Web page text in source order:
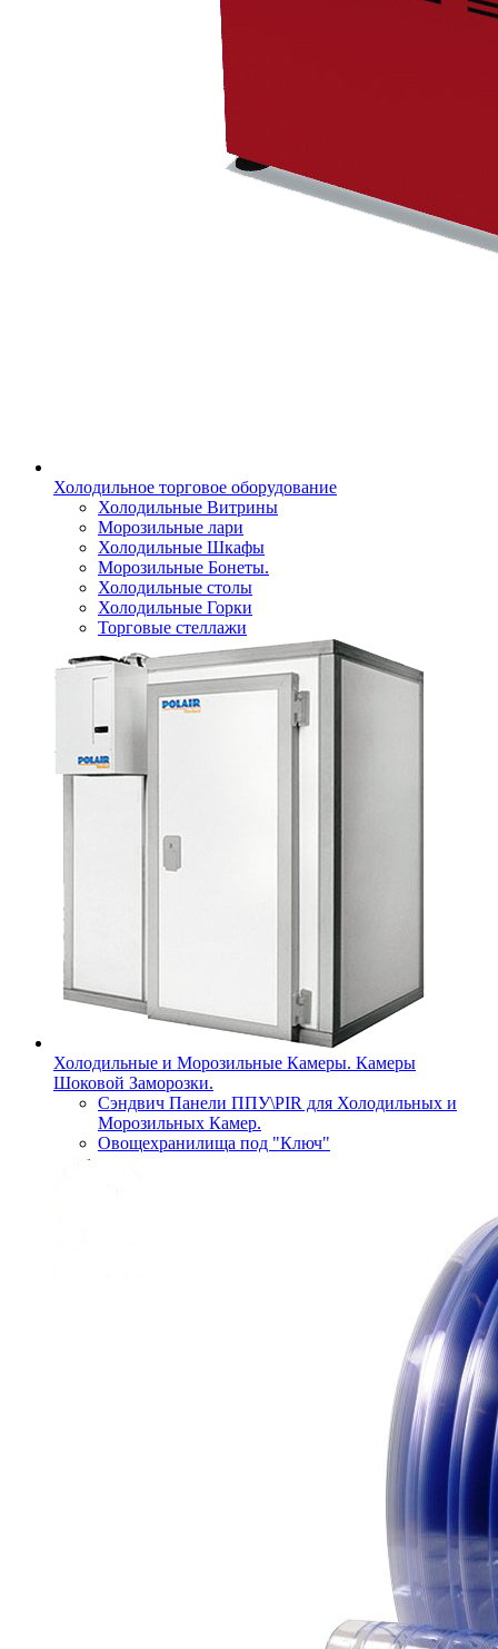
Холодильное торговое оборудование
Холодильные Витрины
Морозильные лари
Холодильные Шкафы
Морозильные Бонеты.
Холодильные столы
Холодильные Горки
Торговые стеллажи
Холодильные и Морозильные Камеры. Камеры
Шоковой Заморозки.
Сэндвич Панели ППУ\PIR для Холодильных и
Морозильных Камер.
Овощехранилища под "Ключ"